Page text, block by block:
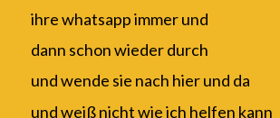
ihre whatsapp immer und
dann schon wieder durch
und wende sie nach hier und da
und weiß nicht wie ich helfen kann